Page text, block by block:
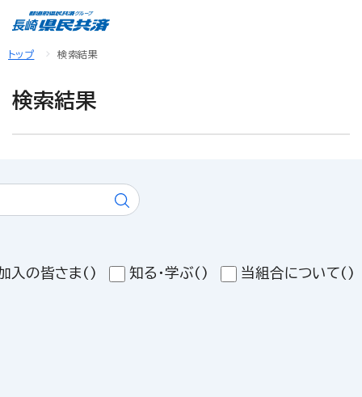
トップ 検索結果
検索結果
入の皆さま () 知る・学ぶ() 当組合について()